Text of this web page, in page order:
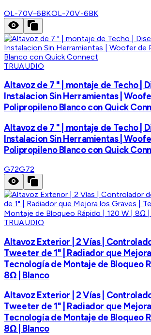
OL-70V-6BKOL-70V-6BK
TRUAUDIO
Altavoz de 7 " | montaje de Techo |
Instalacion Sin Herramientas |
Polipropileno Blanco con Quick
Altavoz de 7 " | montaje de Techo |
Instalacion Sin Herramientas |
Polipropileno Blanco con Quick
G72G72
TRUAUDIO
Altavoz Exterior | 2 Vías |
Tweeter de 1" | Radiador que Mejora
Tecnología de Montaje de Bloqueo
8Ω | Blanco
Altavoz Exterior | 2 Vías |
Tweeter de 1" | Radiador que Mejora
Tecnología de Montaje de Bloqueo
8Ω | Blanco